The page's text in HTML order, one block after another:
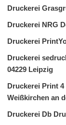
Druckerei
Druckerei NRG
Druckerei
Druckerei
04229 Leipzig
Druckerei Print
Weißkirchen an
Druckerei Db